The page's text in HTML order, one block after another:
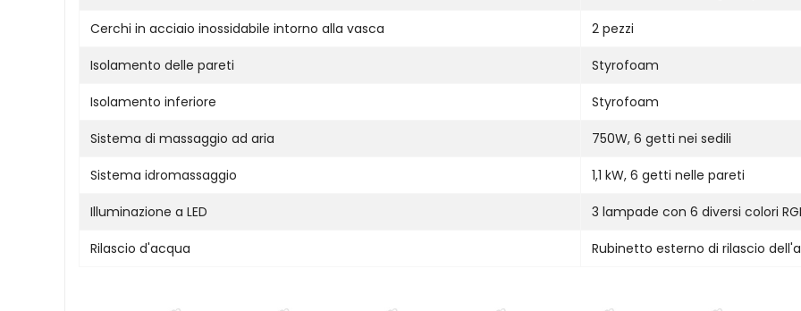
Cerchi in acciaio inossidabile intorno alla vasca 2 pezzi
Isolamento delle pareti Styrofoam
Isolamento inferiore Styrofoam
Sistema di massaggio ad aria 750W, 6 getti nei sedili
Sistema idromassaggio 1,1 kW, 6 getti nelle pareti
Illuminazione a LED 3 lampade con 6 diversi colori
Rilascio d'acqua Rubinetto esterno di rilascio